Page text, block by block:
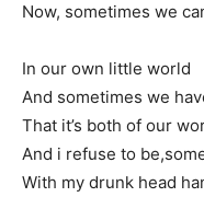
Now, sometimes we
In our own little world
And sometimes we
That it’s both of our
And i refuse to
With my drunk head